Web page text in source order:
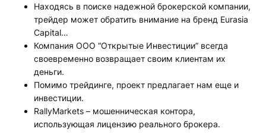
Находясь в поиске надежной брокерской компании,
трейдер может обратить внимание на бренд Eurasia
Capital…
Компания ООО “Открытые Инвестиции” всегда
своевременно возвращает своим клиентам их
деньги.
Помимо трейдинге, проект предлагает нам еще и
инвестиции.
RallyMarkets – мошенническая контора,
использующая лицензию реального брокера.